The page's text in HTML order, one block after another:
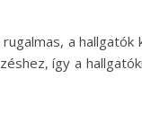
a hallgatók
így a